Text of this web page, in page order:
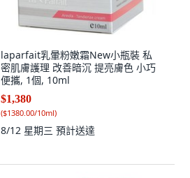
laparfait乳暈粉嫩霜New小瓶裝 私
密肌膚護理 改善暗沉 提亮膚色 小巧
便攜, 1個, 10ml
$1,380
($1380.00/10ml)
8/12 星期三 預計送達